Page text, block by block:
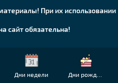
При их использовании
сайт обязательна!
Дни недели